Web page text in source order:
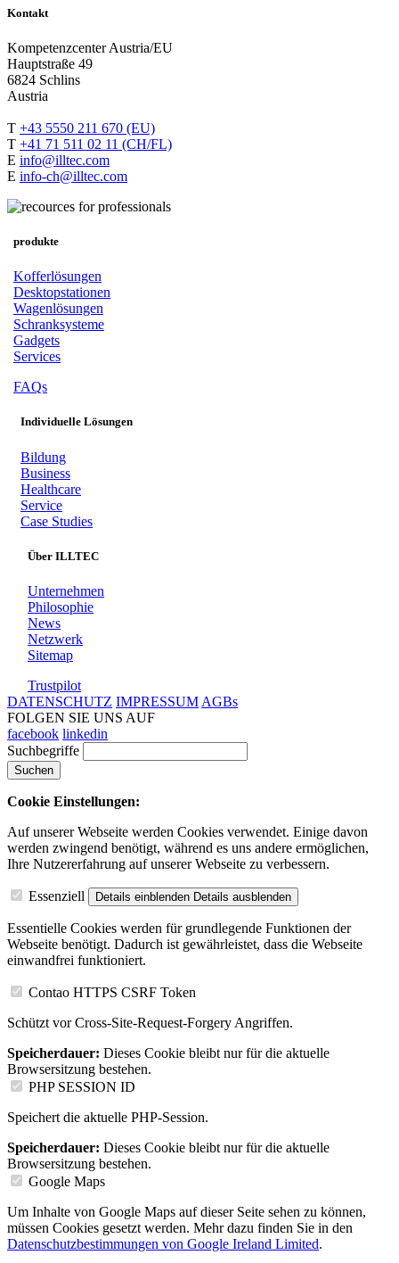
Kontakt
Kompetenzcenter Austria/EU
Hauptstraße 49
6824 Schlins
Austria
T +43 5550 211 670 (EU)
T +41 71 511 02 11 (CH/FL)
E info@illtec.com
E info-ch@illtec.com
produkte
Kofferlösungen
Desktopstationen
Wagenlösungen
Schranksysteme
Gadgets
Services
FAQs
Individuelle Lösungen
Bildung
Business
Healthcare
Service
Case Studies
Über ILLTEC
Unternehmen
Philosophie
News
Netzwerk
Sitemap
Trustpilot
DATENSCHUTZ IMPRESSUM AGBs
FOLGEN SIE UNS AUF
facebook linkedin
Suchbegriffe
Suchen
Cookie Einstellungen:
Auf unserer Webseite werden Cookies verwendet. Einige davon
werden zwingend benötigt, während es uns andere ermöglichen,
Ihre Nutzererfahrung auf unserer Webseite zu verbessern.
Essenziell Details einblenden Details ausblenden
Essentielle Cookies werden für grundlegende Funktionen der
Webseite benötigt. Dadurch ist gewährleistet, dass die Webseite
einwandfrei funktioniert.
Contao HTTPS CSRF Token
Schützt vor Cross-Site-Request-Forgery Angriffen.
Speicherdauer: Dieses Cookie bleibt nur für die aktuelle
Browsersitzung bestehen.
PHP SESSION ID
Speichert die aktuelle PHP-Session.
Speicherdauer: Dieses Cookie bleibt nur für die aktuelle
Browsersitzung bestehen.
Google Maps
Um Inhalte von Google Maps auf dieser Seite sehen zu können,
müssen Cookies gesetzt werden. Mehr dazu finden Sie in den
Datenschutzbestimmungen von Google Ireland Limited.